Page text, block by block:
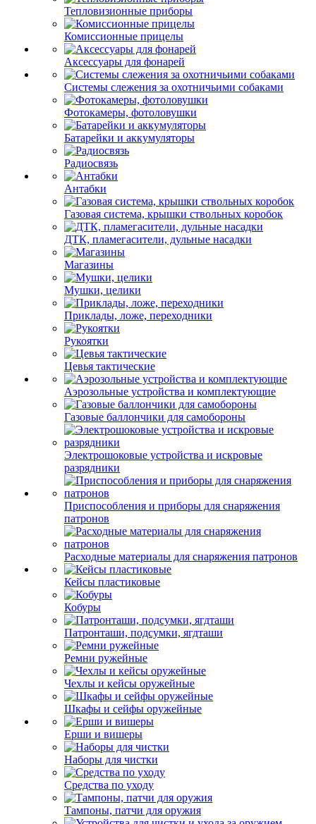
Тепловизионные приборы
Комиссионные прицелы
Аксессуары для фонарей
Системы слежения за охотничьими собаками
Фотокамеры, фотоловушки
Батарейки и аккумуляторы
Радиосвязь
Антабки
Газовая система, крышки ствольных коробок
ДТК, пламегасители, дульные насадки
Магазины
Мушки, целики
Приклады, ложе, переходники
Рукоятки
Цевья тактические
Аэрозольные устройства и комплектующие
Газовые баллончики для самобороны
Электрошоковые устройства и искровые
разрядники
Приспособления и приборы для снаряжения
патронов
Расходные материалы для снаряжения патронов
Кейсы пластиковые
Кобуры
Патронташи, подсумки, ягдташи
Ремни ружейные
Чехлы и кейсы оружейные
Шкафы и сейфы оружейные
Ерши и вишеры
Наборы для чистки
Средства по уходу
Тампоны, патчи для оружия